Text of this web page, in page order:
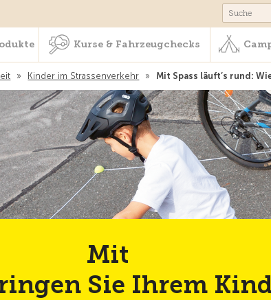
Kurse & Fahrzeugchecks
Kurse & Fahrzeugchecks
» Kinder im Strassenverkehr » Mit Spass läuft’s rund:
Mit
Sie Ihrem